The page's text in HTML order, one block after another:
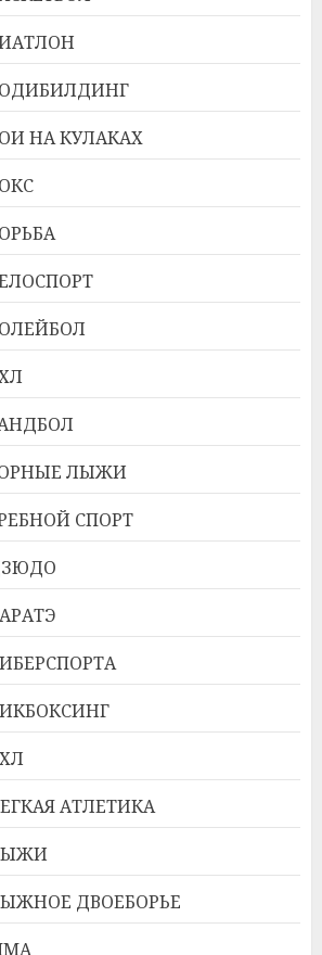
НА КУЛАКАХ
ЛЫЖИ
СПОРТ
АТЛЕТИКА
ДВОЕБОРЬЕ